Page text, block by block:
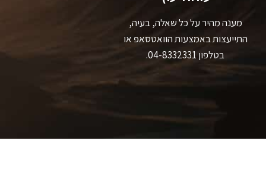
מענה מהיר על כל שאלה, בעיה,
התייעצות באמצעות הוואטסאפ או
בטלפון 04-8332331.